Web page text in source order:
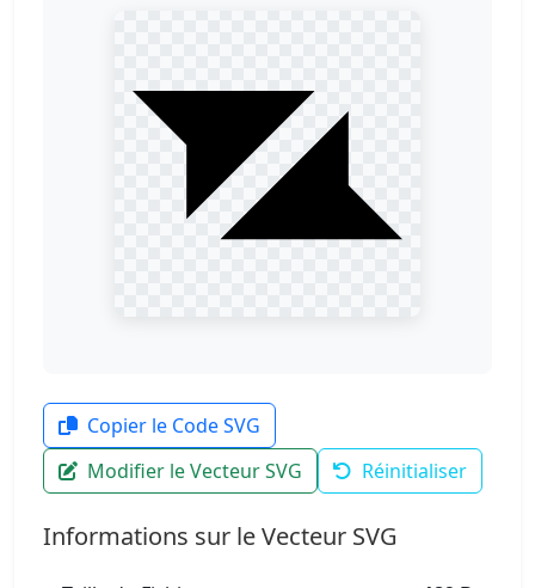
Copier le Code SVG
Modifier le Vecteur SVG
Réinitialiser
Informations sur le Vecteur SVG